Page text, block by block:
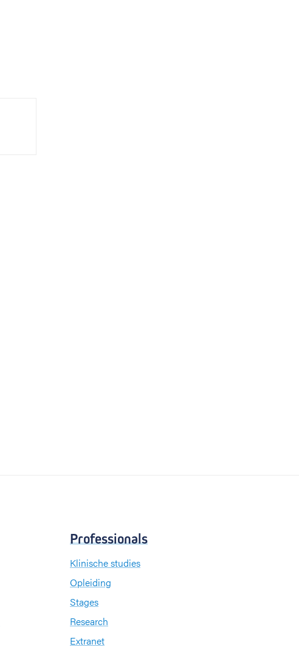
Professionals
Klinische studies
Opleiding
Stages
Research
Extranet